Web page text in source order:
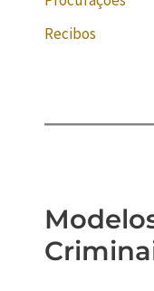
Recibos